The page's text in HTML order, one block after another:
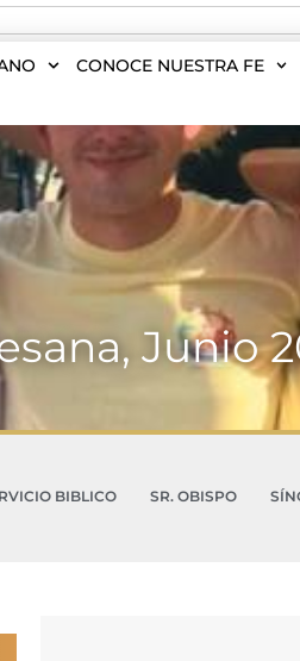
CONOCE NUESTRA FE
Junio
BIBLICO SR. OBISPO